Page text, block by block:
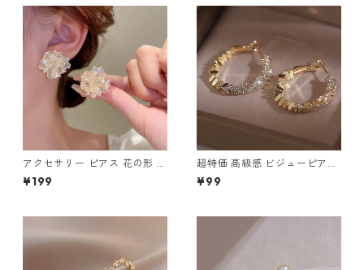
アクセサリー ピアス 花の形 特
別なデザイン エレガント ピア
ス m-327
¥199
超特価 高級感 ビジューピアス
m-316
¥99